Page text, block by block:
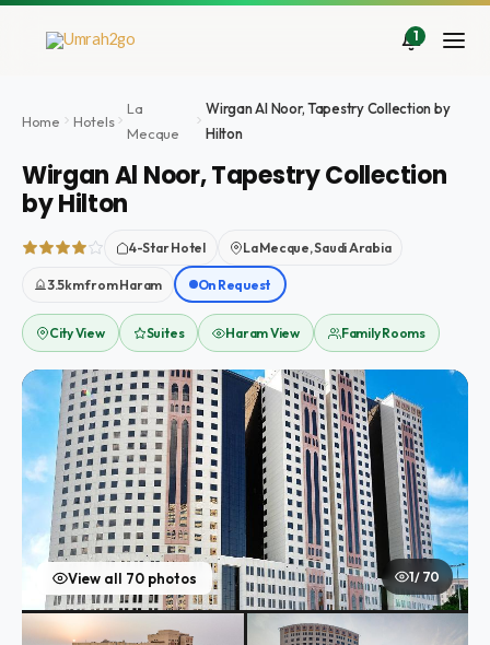
Aller
1
Home Hotels
La
Mecque
Wirgan Al Noor, Tapestry Collection by
Hilton
Wirgan Al Noor, Tapestry Collection
by Hilton
4-Star Hotel La Mecque, Saudi Arabia
3.5km from Haram On Request
City View Suites Haram View Family Rooms
View all 70 photos 1 / 70